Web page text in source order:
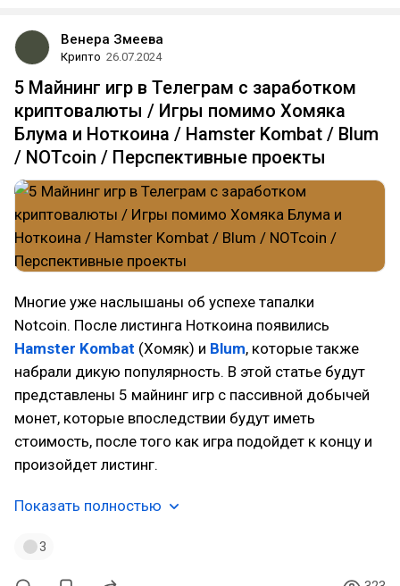
Венера Змеева
Крипто 26.07.2024
5 Майнинг игр в Телеграм с заработком
криптовалюты / Игры помимо Хомяка
Блума и Ноткоина / Hamster Kombat / Blum
/ NOTcoin / Перспективные проекты
Многие уже наслышаны об успехе тапалки
Notcoin. После листинга Ноткоина появились
Hamster Kombat (Хомяк) и Blum, которые также
набрали дикую популярность. В этой статье будут
представлены 5 майнинг игр с пассивной добычей
монет, которые впоследствии будут иметь
стоимость, после того как игра подойдет к концу и
произойдет листинг.
Показать полностью
3